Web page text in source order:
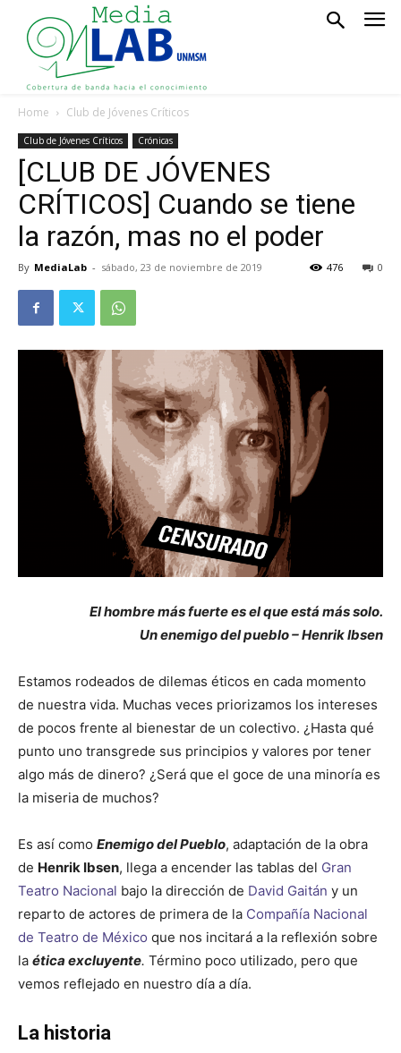
Home Club de Jóvenes Críticos
Club de Jóvenes Críticos Crónicas
[CLUB DE JÓVENES
CRÍTICOS] Cuando se tiene
la razón, mas no el poder
By MediaLab - sábado, 23 de noviembre de 2019 0
476
El hombre más fuerte es el que está más solo.
Un enemigo del pueblo – Henrik Ibsen
Estamos rodeados de dilemas éticos en cada momento
de nuestra vida. Muchas veces priorizamos los intereses
de pocos frente al bienestar de un colectivo. ¿Hasta qué
punto uno transgrede sus principios y valores por tener
algo más de dinero? ¿Será que el goce de una minoría es
la miseria de muchos?
Es así como Enemigo del Pueblo, adaptación de la obra
de Henrik Ibsen, llega a encender las tablas del Gran
Teatro Nacional bajo la dirección de David Gaitán y un
reparto de actores de primera de la Compañía Nacional
de Teatro de México que nos incitará a la reflexión sobre
la ética excluyente. Término poco utilizado, pero que
vemos reflejado en nuestro día a día.
La historia